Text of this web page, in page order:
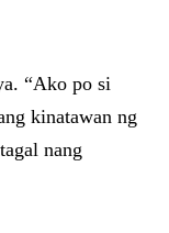
“Ako po si
kinatawan ng
nang